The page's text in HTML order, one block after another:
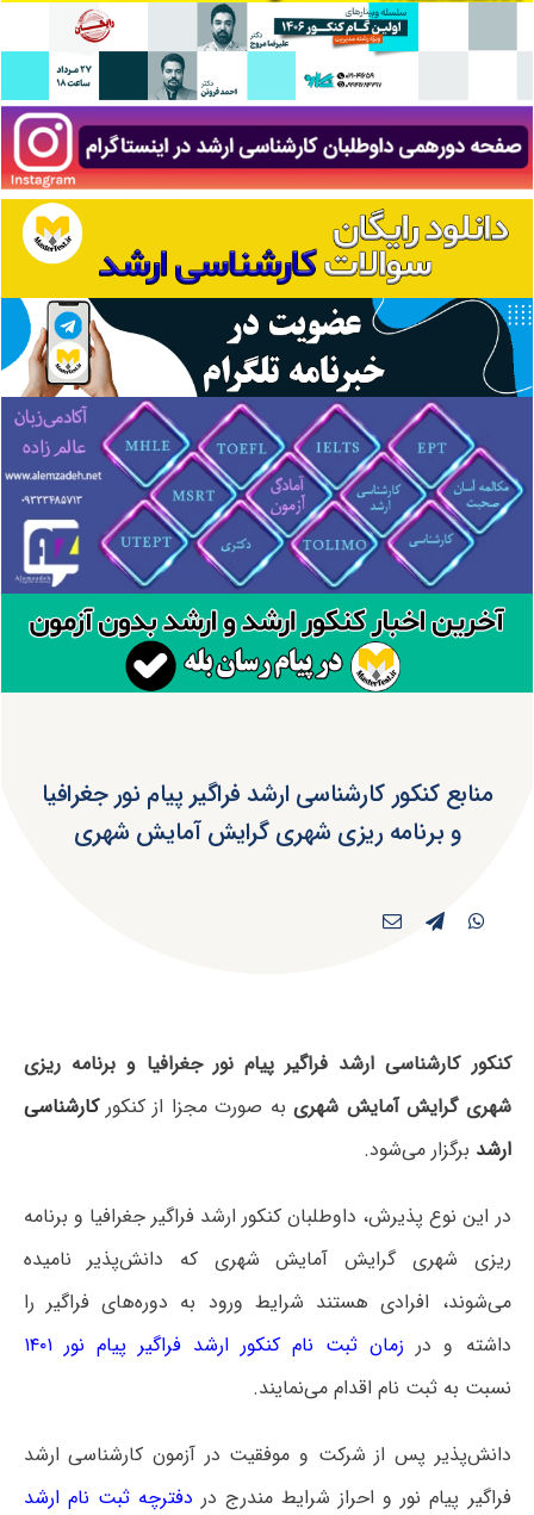
منابع کنکور کارشناسی ارشد فراگیر پیام نور جغرافیا
و برنامه ریزی شهری گرایش آمایش شهری
کنکور کارشناسی ارشد فراگیر پیام نور جغرافیا و برنامه ریزی
شهری گرایش آمایش شهریبه صورت مجزا از کنکورکارشناسی
ارشد برگزار می‌شود.
در این نوع پذیرش، داوطلبان کنکور ارشد فراگیر جغرافیا و برنامه
ریزی شهری گرایش آمایش شهری که دانش‌پذیر نامیده
می‌شوند، افرادی هستند شرایط ورود به دوره‌های فراگیر را
داشته و در زمان ثبت نام کنکور ارشد فراگیر پیام نور ۱۴۰۱
نسبت به ثبت نام اقدام می‌نمایند.
دانش‌پذیر پس از شرکت و موفقیت در آزمون کارشناسی ارشد
فراگیر پیام نور و احراز شرایط مندرج در دفترچه ثبت نام ارشد